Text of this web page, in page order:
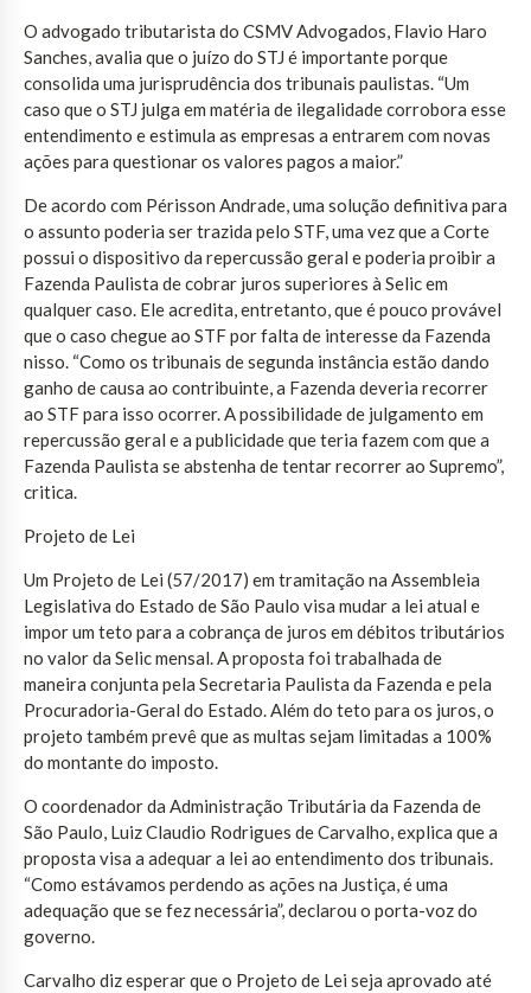
O advogado tributarista do CSMV Advogados, Flavio Haro
Sanches, avalia que o juízo do STJ é importante porque
consolida uma jurisprudência dos tribunais paulistas. “Um
caso que o STJ julga em matéria de ilegalidade corrobora esse
entendimento e estimula as empresas a entrarem com novas
ações para questionar os valores pagos a maior.”
De acordo com Périsson Andrade, uma solução definitiva para
o assunto poderia ser trazida pelo STF, uma vez que a Corte
possui o dispositivo da repercussão geral e poderia proibir a
Fazenda Paulista de cobrar juros superiores à Selic em
qualquer caso. Ele acredita, entretanto, que é pouco provável
que o caso chegue ao STF por falta de interesse da Fazenda
nisso. “Como os tribunais de segunda instância estão dando
ganho de causa ao contribuinte, a Fazenda deveria recorrer
ao STF para isso ocorrer. A possibilidade de julgamento em
repercussão geral e a publicidade que teria fazem com que a
Fazenda Paulista se abstenha de tentar recorrer ao Supremo”,
critica.
Projeto de Lei
Um Projeto de Lei (57/2017) em tramitação na Assembleia
Legislativa do Estado de São Paulo visa mudar a lei atual e
impor um teto para a cobrança de juros em débitos tributários
no valor da Selic mensal. A proposta foi trabalhada de
maneira conjunta pela Secretaria Paulista da Fazenda e pela
Procuradoria-Geral do Estado. Além do teto para os juros, o
projeto também prevê que as multas sejam limitadas a 100%
do montante do imposto.
O coordenador da Administração Tributária da Fazenda de
São Paulo, Luiz Claudio Rodrigues de Carvalho, explica que a
proposta visa a adequar a lei ao entendimento dos tribunais.
“Como estávamos perdendo as ações na Justiça, é uma
adequação que se fez necessária”, declarou o porta-voz do
governo.
Carvalho diz esperar que o Projeto de Lei seja aprovado até